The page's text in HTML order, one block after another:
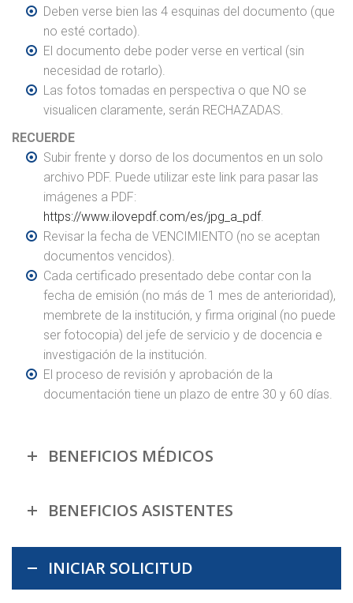
Deben verse bien las 4 esquinas del documento (que
no esté cortado).
El documento debe poder verse en vertical (sin
necesidad de rotarlo).
Las fotos tomadas en perspectiva o que NO se
visualicen claramente, serán RECHAZADAS.
RECUERDE
Subir frente y dorso de los documentos en un solo
archivo PDF. Puede utilizar este link para pasar las
imágenes a PDF:
https://www.ilovepdf.com/es/jpg_a_pdf.
Revisar la fecha de VENCIMIENTO (no se aceptan
documentos vencidos).
Cada certificado presentado debe contar con la
fecha de emisión (no más de 1 mes de anterioridad),
membrete de la institución, y firma original (no puede
ser fotocopia) del jefe de servicio y de docencia e
investigación de la institución.
El proceso de revisión y aprobación de la
documentación tiene un plazo de entre 30 y 60 días.
BENEFICIOS MÉDICOS
BENEFICIOS ASISTENTES
INICIAR SOLICITUD